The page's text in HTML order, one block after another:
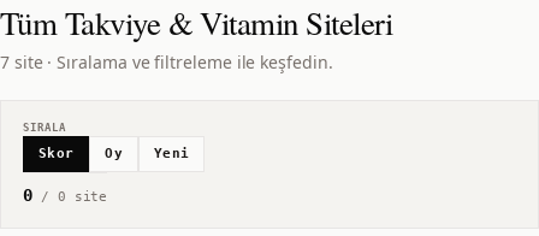
TümTakviye & VitaminSiteleri
7 site · Sıralama ve filtreleme ile keşfedin.
SIRALA
Skor Oy Yeni
0/ 0 site